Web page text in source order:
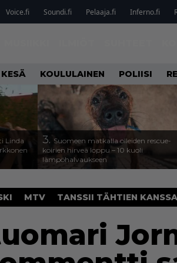
Voice.fi Soundi.fi Pelaaja.fi Inferno.fi
KOULULAINEN POLIISI
Linda
3. Suomeen matkalla olleiden rescue-
koirien hirveä loppu – 10 kuoli
lämpöhalvaukseen
MTV TANSSII TÄHTIEN KANSSA